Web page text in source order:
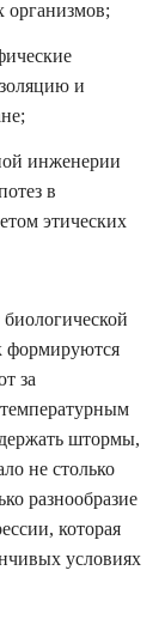
организмов;
и
инженерии
в
этических
формируются
за
штормы,
не столько
разнообразие
которая
условиях